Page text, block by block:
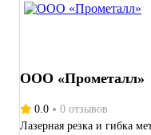
ООО «Прометалл»
0.0
0 отзывов
Лазерная резка и гибка